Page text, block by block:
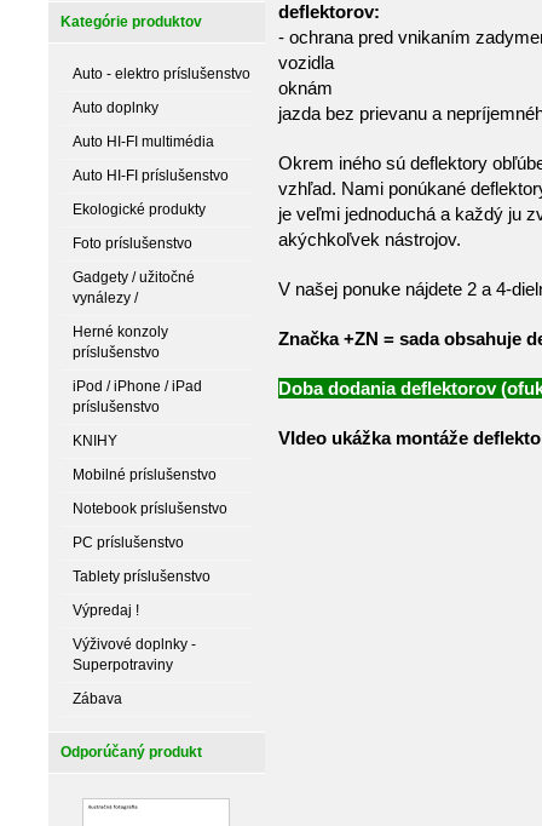
Kategórie produktov
Auto - elektro príslušenstvo
Auto doplnky
Auto HI-FI multimédia
Auto HI-FI príslušenstvo
Ekologické produkty
Foto príslušenstvo
Gadgety / užitočné
vynálezy /
Herné konzoly
príslušenstvo
iPod / iPhone / iPad
príslušenstvo
KNIHY
Mobilné príslušenstvo
Notebook príslušenstvo
PC príslušenstvo
Tablety príslušenstvo
Výpredaj !
Výživové doplnky -
Superpotraviny
Zábava
Odporúčaný produkt
- ochrana pred vnikaním
vozidla
jazda bez prievanu a
Okrem iného sú deflektory
vzhľad. Nami ponúkané
je veľmi jednoduchá a každý ju
akýchkoľvek nástrojov.
V našej ponuke nájdete 2 a 4-
Značka +ZN = sada obsahuje
Doba dodania deflektorov
VIdeo ukážka montáže